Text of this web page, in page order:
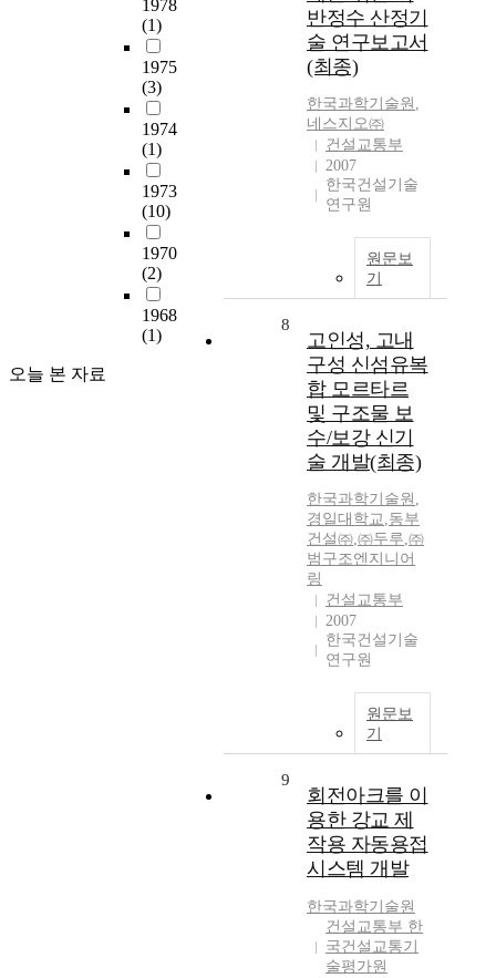
1978
(1)
1975
(3)
1974
(1)
1973
(10)
1970
(2)
1968
(1)
오늘 본 자료
반정수 산정기
술 연구보고서
(최종)
한국과학기술원 ,
네스지오㈜
건설교통부
2007
한국건설기술
연구원
원문보
기
8
고인성, 고내
구성 신섬유복
합 모르타르
및 구조물 보
수/보강 신기
술 개발(최종)
한국과학기술원 ,
경일대학교,동부
건설㈜,㈜두루,㈜
범구조엔지니어
링
건설교통부
2007
한국건설기술
연구원
원문보
기
9
회전아크를 이
용한 강교 제
작용 자동용접
시스템 개발
한국과학기술원
건설교통부 한
국건설교통기
술평가원